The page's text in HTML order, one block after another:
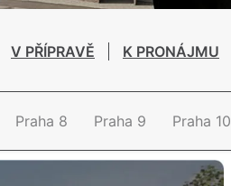
V PŘÍPRAVĚ K PRONÁJMU
Praha 8 Praha 9 Praha 10